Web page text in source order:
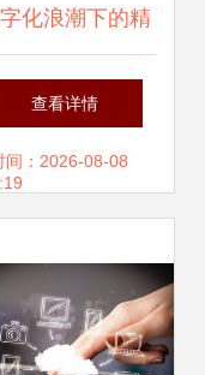
化浪潮下的精
触点 解析113组
网营销的成功
查看详情
间：2026-08-08